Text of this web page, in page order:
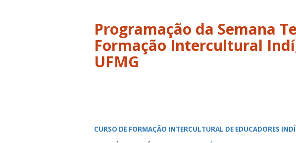
Programação da Semana
Formação Intercultural
UFMG
CURSO DE FORMAÇÃO INTERCULTURAL DE EDUCADORES